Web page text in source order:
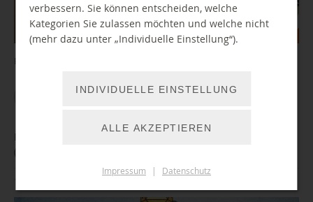
Einführung in den 3D-Drucker im Bibliothekslabor
WEITER LESEN
("Winterzauber")
verbessern. Sie können entscheiden, welche
Kategorien Sie zulassen möchten und welche nicht
(mehr dazu unter „Individuelle Einstellung“).
INDIVIDUELLE EINSTELLUNG
ALLE AKZEPTIEREN
Impressum | Datenschutz